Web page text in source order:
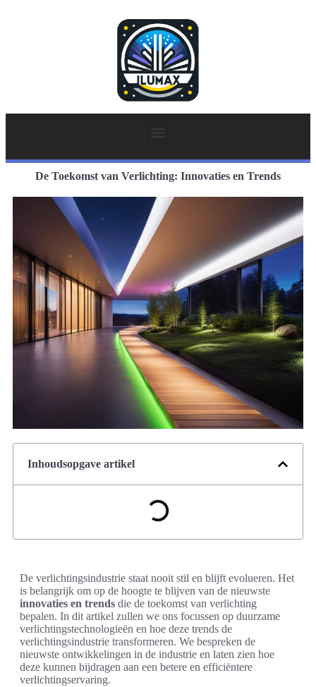
De Toekomst van Verlichting: Innovaties en Trends
Inhoudsopgave artikel
De verlichtingsindustrie staat nooit stil en blijft evolueren. Het
is belangrijk om op de hoogte te blijven van de nieuwste
innovaties en trends die de toekomst van verlichting
bepalen. In dit artikel zullen we ons focussen op duurzame
verlichtingstechnologieën en hoe deze trends de
verlichtingsindustrie transformeren. We bespreken de
nieuwste ontwikkelingen in de industrie en laten zien hoe
deze kunnen bijdragen aan een betere en efficiëntere
verlichtingservaring.